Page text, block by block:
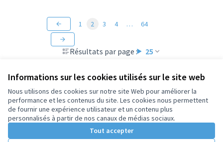
Informations sur les cookies utilisés sur le site web
Nous utilisons des cookies sur notre site Web pour améliorer la
performance et les contenus du site. Les cookies nous permettent
de fournir une expérience utilisateur et un contenu plus
personnalisés à partir de nos canaux de médias sociaux.
Tout accepter
Résultats par page : 25
1 2 3 4 … 64
Conditions d'utilisation
Paramètres des cookies